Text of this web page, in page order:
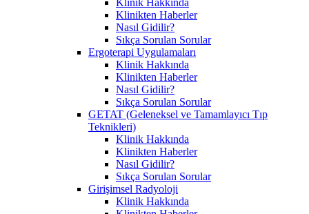
Klinikten Haberler
Nasıl Gidilir?
Sıkça Sorulan Sorular
Ergoterapi Uygulamaları
Klinik Hakkında
Klinikten Haberler
Nasıl Gidilir?
Sıkça Sorulan Sorular
GETAT (Geleneksel ve Tamamlayıcı Tıp
Teknikleri)
Klinik Hakkında
Klinikten Haberler
Nasıl Gidilir?
Sıkça Sorulan Sorular
Girişimsel Radyoloji
Klinik Hakkında